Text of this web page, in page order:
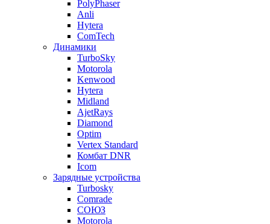
PolyPhaser
Anli
Hytera
ComTech
Динамики
TurboSky
Motorola
Kenwood
Hytera
Midland
AjetRays
Diamond
Optim
Vertex Standard
Комбат DNR
Icom
Зарядные устройства
Turbosky
Comrade
СОЮЗ
Motorola